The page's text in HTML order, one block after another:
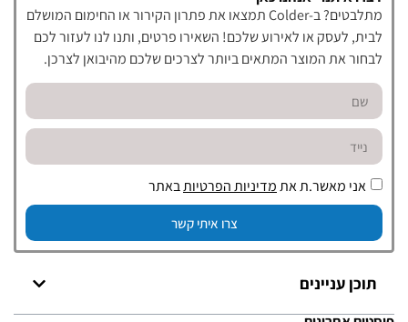
מתלבטים? ב-Colder תמצאו את פתרון הקירור או החימום המושלם
לבית, לעסק או לאירוע שלכם! השאירו פרטים, ותנו לנו לעזור לכם
לבחור את המוצר המתאים ביותר לצרכים שלכם מהיבואן לצרכן.
אני מאשר.ת אתמדיניות הפרטיותבאתר
צרו איתי קשר
תוכן עניינים